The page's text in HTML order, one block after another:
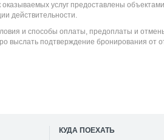
услуг предоставлены
действительности.
и способы оплаты, предоплаты и
выслать подтверждение бронирования от
КУДА ПОЕХАТЬ